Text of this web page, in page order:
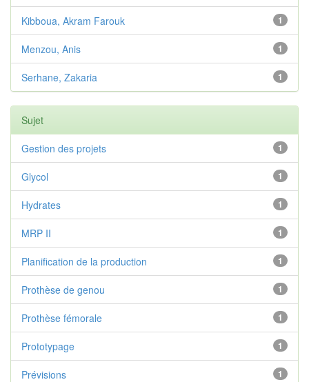
1
Kibboua, Akram Farouk
1
Menzou, Anis
1
Serhane, Zakaria
Sujet
1
Gestion des projets
1
Glycol
1
Hydrates
1
MRP II
1
Planification de la production
1
Prothèse de genou
1
Prothèse fémorale
1
Prototypage
1
Prévisions